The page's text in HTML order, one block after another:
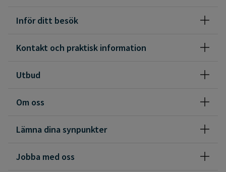
hälsocentral men du kan tyvärr inte se din PAL på 1177.
Vi har ett psykosocialt team för dig med psykisk ohälsa, även
det tvärprofessionellt. På hälsocentralen finns även mödra-
ett lab med en mobil servicepunkt, vårdbussen, som åker ut
Inför ditt besök
Kontakt och praktisk information
Utbud
Om oss
Lämna dina synpunkter
Jobba med oss